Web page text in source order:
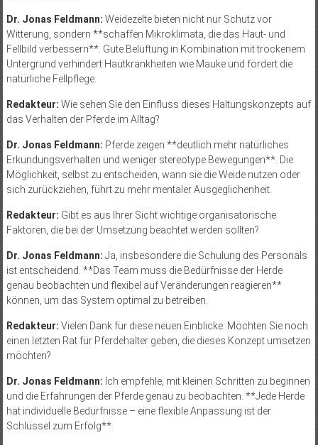
Dr. Jonas Feldmann: Weidezelte bieten nicht nur Schutz vor
Witterung, sondern **schaffen Mikroklimata, die das Haut- und
Fellbild verbessern**. Gute Belüftung in Kombination mit trockenem
Untergrund verhindert Hautkrankheiten wie Mauke und fördert die
natürliche Fellpflege.
Redakteur: Wie sehen Sie den Einfluss dieses Haltungskonzepts auf
das Verhalten der Pferde im Alltag?
Dr. Jonas Feldmann: Pferde zeigen **deutlich mehr natürliches
Erkundungsverhalten und weniger stereotype Bewegungen**. Die
Möglichkeit, selbst zu entscheiden, wann sie die Weide nutzen oder
sich zurückziehen, führt zu mehr mentaler Ausgeglichenheit.
Redakteur: Gibt es aus Ihrer Sicht wichtige organisatorische
Faktoren, die bei der Umsetzung beachtet werden sollten?
Dr. Jonas Feldmann: Ja, insbesondere die Schulung des Personals
ist entscheidend. **Das Team muss die Bedürfnisse der Herde
genau beobachten und flexibel auf Veränderungen reagieren**
können, um das System optimal zu betreiben.
Redakteur: Vielen Dank für diese neuen Einblicke. Möchten Sie noch
einen letzten Rat für Pferdehalter geben, die dieses Konzept umsetzen
möchten?
Dr. Jonas Feldmann: Ich empfehle, mit kleinen Schritten zu beginnen
und die Erfahrungen der Pferde genau zu beobachten. **Jede Herde
hat individuelle Bedürfnisse – eine flexible Anpassung ist der
Schlüssel zum Erfolg**.